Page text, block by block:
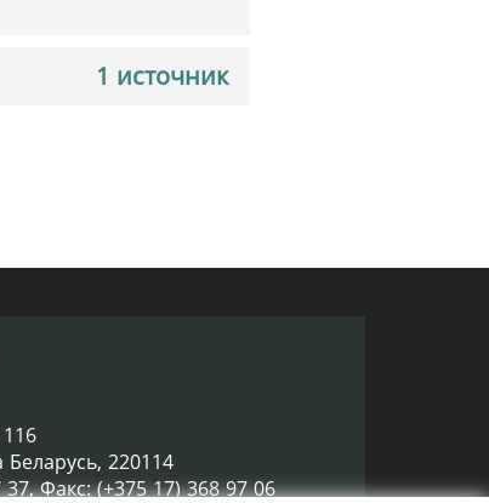
1 источник
220114
Факс: (+375 17) 368 97 06